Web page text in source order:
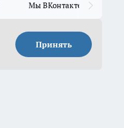
Мы ВКонтакте
Принять